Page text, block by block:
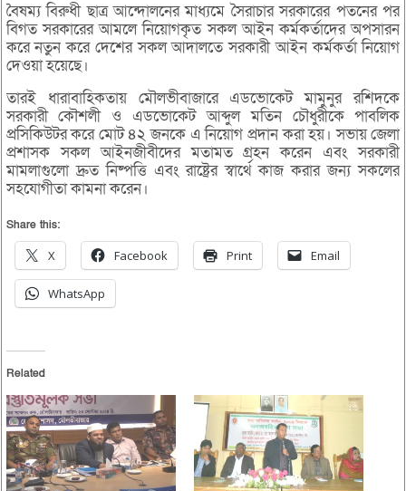
বৈষম্য বিরুধী ছাত্র আন্দোলনের মাধ্যমে সৈরাচার সরকারের পতনের পর
বিগত সরকারের আমলে নিয়োগকৃত সকল আইন কর্মকর্তাদের অপসারন
করে নতুন করে দেশের সকল আদালতে সরকারী আইন কর্মকর্তা নিয়োগ
দেওয়া হয়েছে।
তারই ধারাবাহিকতায় মৌলভীবাজারে এডভোকেট মামুনুর রশিদকে
সরকারী কৌশলী ও এডভোকেট আব্দুল মতিন চৌধুরীকে পাবলিক
প্রসিকিউটর করে মোট ৪২ জনকে এ নিয়োগ প্রদান করা হয়। সভায় জেলা
প্রশাসক সকল আইনজীবীদের মতামত গ্রহন করেন এবং সরকারী
মামলাগুলো দ্রুত নিষ্পত্তি এবং রাষ্ট্রের স্বার্থে কাজ করার জন্য সকলের
সহযোগীতা কামনা করেন।
Share this:
X Facebook Print Email
WhatsApp
Related